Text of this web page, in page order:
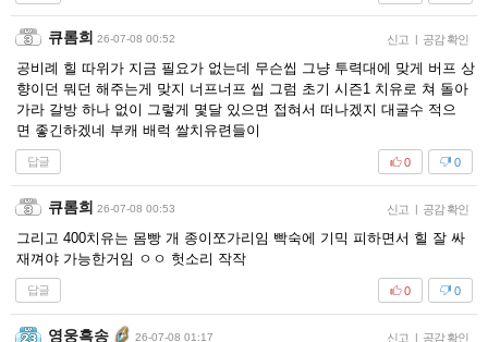
큐롬희 26-07-08 00:52 신고 | 공감 확인
공비례 힐 따위가 지금 필요가 없는데 무슨씹 그냥 투력대에 맞게 버프 상
향이던 뭐던 해주는게 맞지 너프너프 씹 그럼 초기 시즌1 치유로 쳐 돌아
가라 갈방 하나 없이 그렇게 몇달 있으면 접혀서 떠나겠지 대굴수 적으
면 좋긴하겠네 부캐 배럭 쌀치유련들이
답글 0
0
큐롬희 26-07-08 00:53 신고 | 공감 확인
그리고 400치유는 몸빵 개 종이쪼가리임 빡숙에 기믹 피하면서 힐 잘 싸
재껴야 가능한거임 ㅇㅇ 헛소리 작작
답글 0
0
영웅흑송 26-07-08 01:17 신고 | 공감 확인